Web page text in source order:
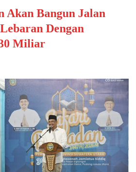
Akan Bangun Jalan
Dengan
Miliar